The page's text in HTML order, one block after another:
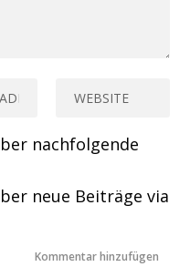
nachfolgende
neue Beiträge via